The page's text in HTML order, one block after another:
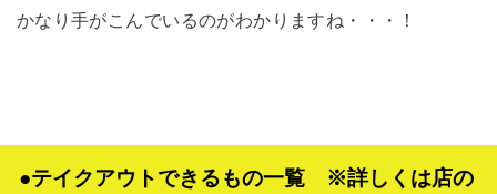
かなり手がこんでいるのがわかりますね・・・！
●テイクアウトできるもの一覧 ※詳しくは店の